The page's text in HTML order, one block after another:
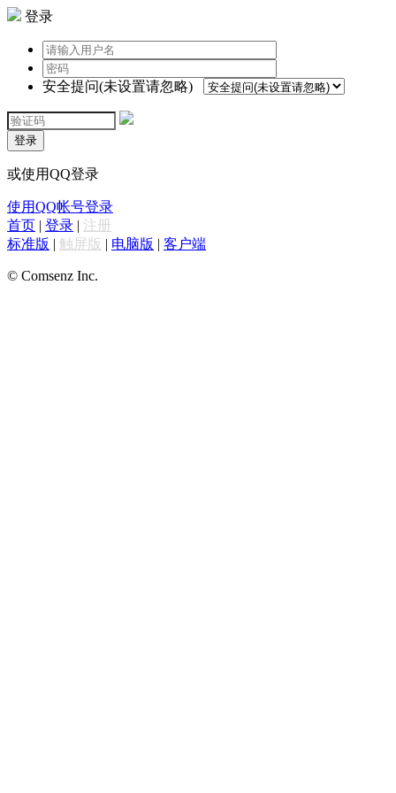
登录
安全提问(未设置请忽略)
登录
或使用QQ登录
使用QQ帐号登录
首页 | 登录 | 注册
标准版 | 触屏版 | 电脑版 | 客户端
© Comsenz Inc.